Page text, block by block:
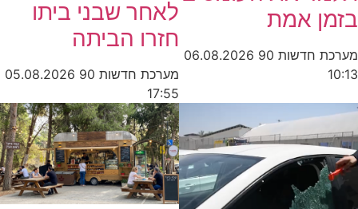
בזמן אמת
מערכת חדשות 90
06.08.2026
10:13
לאחר שבני ביתו
חזרו הביתה
מערכת חדשות 90
05.08.2026
17:55